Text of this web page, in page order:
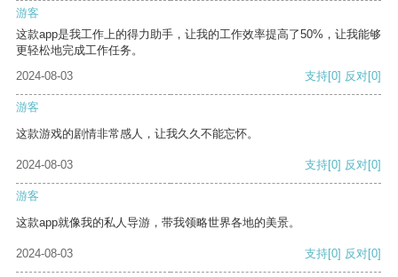
游客
这款app是我工作上的得力助手，让我的工作效率提高了50%，让我能够
更轻松地完成工作任务。
2024-08-03
支持[0] 反对[0]
游客
这款游戏的剧情非常感人，让我久久不能忘怀。
2024-08-03 支持[0] 反对[0]
游客
这款app就像我的私人导游，带我领略世界各地的美景。
2024-08-03 支持[0] 反对[0]